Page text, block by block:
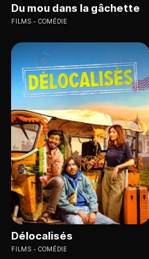
Du mou dans la gâchette
FILMS COMÉDIE
Délocalisés
FILMS COMÉDIE